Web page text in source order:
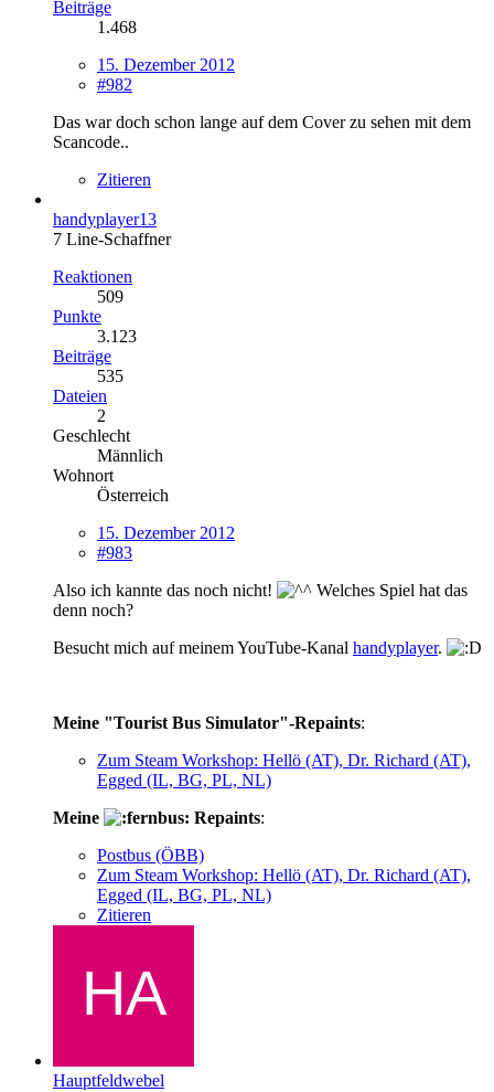
Beiträge
1.468
15. Dezember 2012
#982
Das war doch schon lange auf dem Cover zu sehen mit dem
Scancode..
Zitieren
handyplayer13
7 Line-Schaffner
Reaktionen
509
Punkte
3.123
Beiträge
535
Dateien
2
Geschlecht
Männlich
Wohnort
Österreich
15. Dezember 2012
#983
Also ich kannte das noch nicht!
Welches Spiel hat das
denn noch?
Besucht mich auf meinem YouTube-Kanal handyplayer.
Meine "Tourist Bus Simulator"-Repaints:
Zum Steam Workshop: Hellö (AT), Dr. Richard (AT),
Egged (IL, BG, PL, NL)
Meine
Repaints:
Postbus (ÖBB)
Zum Steam Workshop: Hellö (AT), Dr. Richard (AT),
Egged (IL, BG, PL, NL)
Zitieren
Hauptfeldwebel